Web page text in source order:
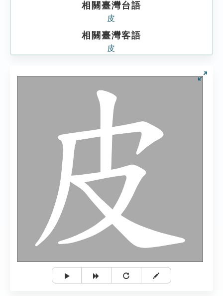
相關臺灣台語
皮
相關臺灣客語
皮